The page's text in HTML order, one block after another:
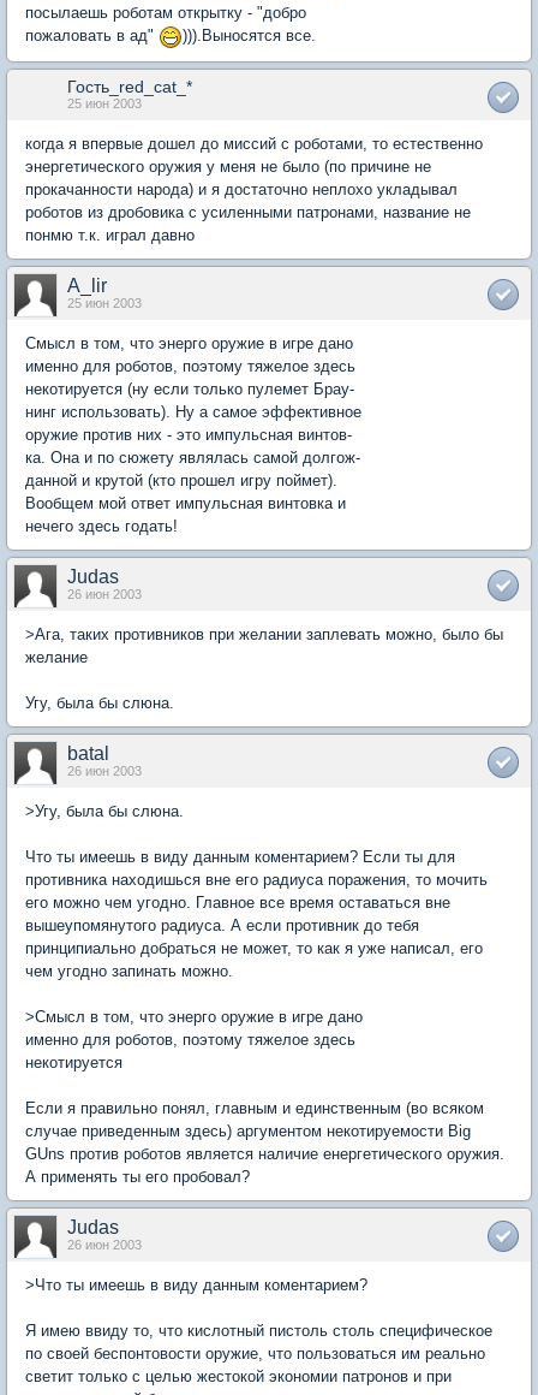
посылаешь роботам открытку - "добро
пожаловать в ад"
))).Выносятся все.
Гость_red_cat_*
25 июн 2003
когда я впервые дошел до миссий с роботами, то естественно
энергетического оружия у меня не было (по причине не
прокачанности народа) и я достаточно неплохо укладывал
роботов из дробовика с усиленными патронами, название не
понмю т.к. играл давно
A_lir
25 июн 2003
Смысл в том, что энерго оружие в игре дано
именно для роботов, поэтому тяжелое здесь
некотируется (ну если только пулемет Брау-
нинг использовать). Ну а самое эффективное
оружие против них - это импульсная винтов-
ка. Она и по сюжету являлась самой долгож-
данной и крутой (кто прошел игру поймет).
Вообщем мой ответ импульсная винтовка и
нечего здесь годать!
Judas
26 июн 2003
>Ага, таких противников при желании заплевать можно, было бы
желание
Угу, была бы слюна.
batal
26 июн 2003
>Угу, была бы слюна.
Что ты имеешь в виду данным коментарием? Если ты для
противника находишься вне его радиуса поражения, то мочить
его можно чем угодно. Главное все время оставаться вне
вышеупомянутого радиуса. А если противник до тебя
принципиально добраться не может, то как я уже написал, его
чем угодно запинать можно.
>Смысл в том, что энерго оружие в игре дано
именно для роботов, поэтому тяжелое здесь
некотируется
Если я правильно понял, главным и единственным (во всяком
случае приведенным здесь) аргументом некотируемости Big
GUns против роботов является наличие енергетического оружия.
А применять ты его пробовал?
Judas
26 июн 2003
>Что ты имеешь в виду данным коментарием?
Я имею ввиду то, что кислотный пистоль столь специфическое
по своей беспонтовости оружие, что пользоваться им реально
светит только с целью жестокой экономии патронов и при